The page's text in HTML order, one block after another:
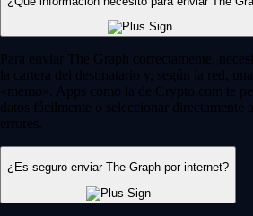
Para enviar The Graph correctamente,
la cartera del destinatario y, según la red,
«memo». Apps como la de Crypto.com te
datos fácilmente o seleccionar directamente
errores.
¿Es seguro enviar The Graph por internet?